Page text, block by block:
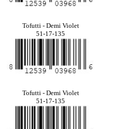
Tofutti - Demi Violet
51-17-135
Tofutti - Demi Violet
51-17-135